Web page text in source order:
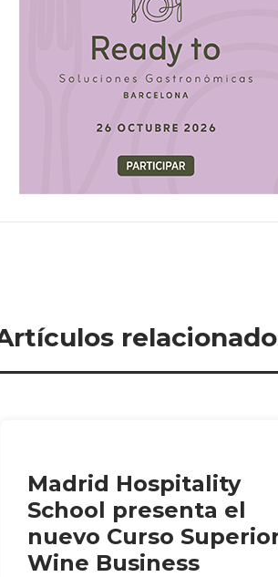
Madrid Hospitality
School presenta el
nuevo Curso
Wine Business